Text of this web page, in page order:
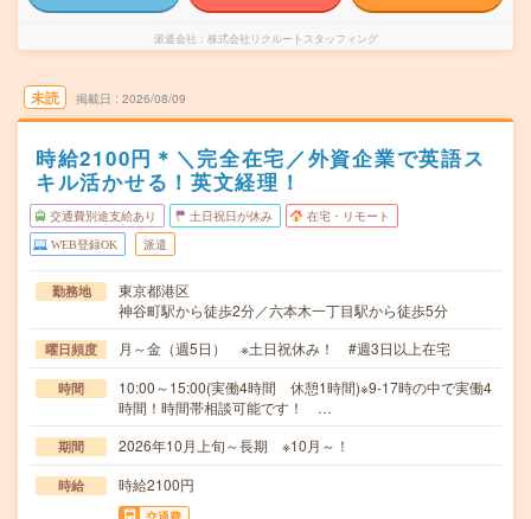
派遣会社 株式会社リクルートスタッフィング
未読 掲載日 2026/08/09
時給2100円＊＼完全在宅／外資企業で英語ス
キル活かせる！英文経理！
交通費別途支給あり 土日祝日が休み 在宅・リモート
WEB登録OK 派遣
勤務地
東京都港区
神谷町駅から徒歩2分／六本木一丁目駅から徒歩5分
曜日頻度 月～金（週5日） ※土日祝休み！ #週3日以上在宅
時間
10:00～15:00(実働4時間 休憩1時間)※9-17時の中で実働4
時間！時間帯相談可能です！ …
期間 2026年10月上旬～長期 ※10月～！
時給 時給2100円